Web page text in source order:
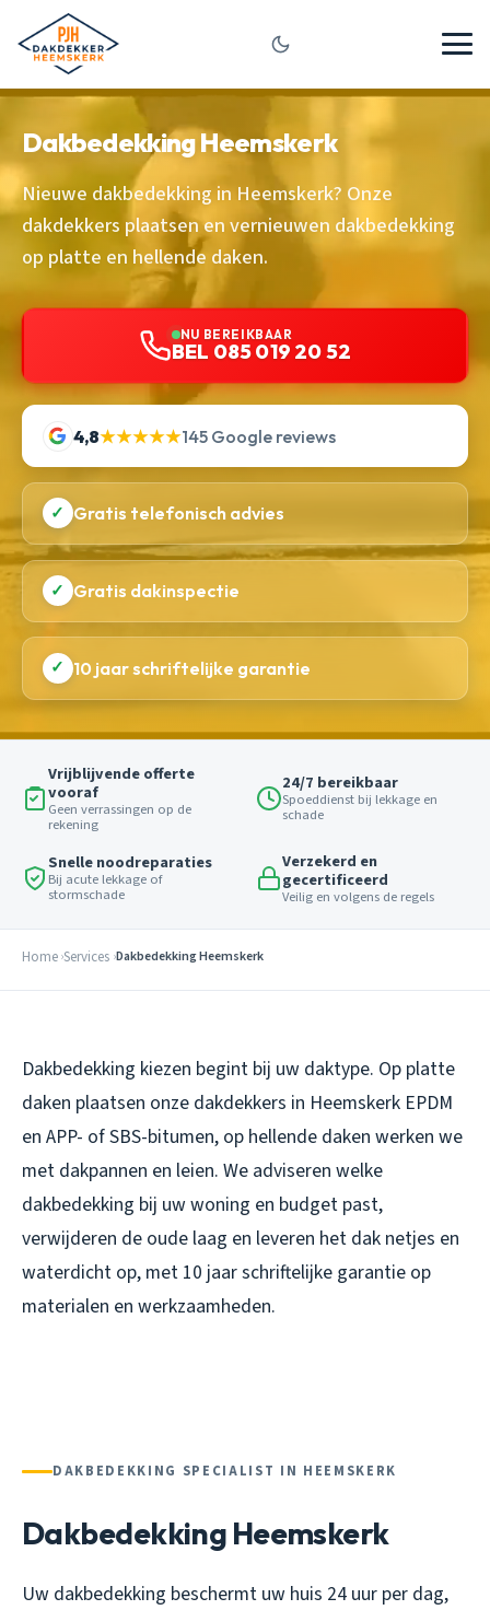
Dakbedekking Heemskerk
Nieuwe dakbedekking in Heemskerk? Onze
dakdekkers plaatsen en vernieuwen dakbedekking
op platte en hellende daken.
NU BEREIKBAAR
BEL 085 019 20 52
4,8★★★★★145 Google reviews
✓ Gratis telefonisch advies
✓ Gratis dakinspectie
✓ 10 jaar schriftelijke garantie
Vrijblijvende offerte
vooraf
Geen verrassingen op de
rekening
24/7 bereikbaar
Spoeddienst bij lekkage en
schade
Snelle noodreparaties
Bij acute lekkage of
stormschade
Verzekerd en
gecertificeerd
Veilig en volgens de regels
Home Services Dakbedekking Heemskerk
Dakbedekking kiezen begint bij uw daktype. Op platte
daken plaatsen onze dakdekkers in Heemskerk EPDM
en APP- of SBS-bitumen, op hellende daken werken we
met dakpannen en leien. We adviseren welke
dakbedekking bij uw woning en budget past,
verwijderen de oude laag en leveren het dak netjes en
waterdicht op, met 10 jaar schriftelijke garantie op
materialen en werkzaamheden.
DAKBEDEKKING SPECIALIST IN HEEMSKERK
Dakbedekking Heemskerk
Uw dakbedekking beschermt uw huis 24 uur per dag,